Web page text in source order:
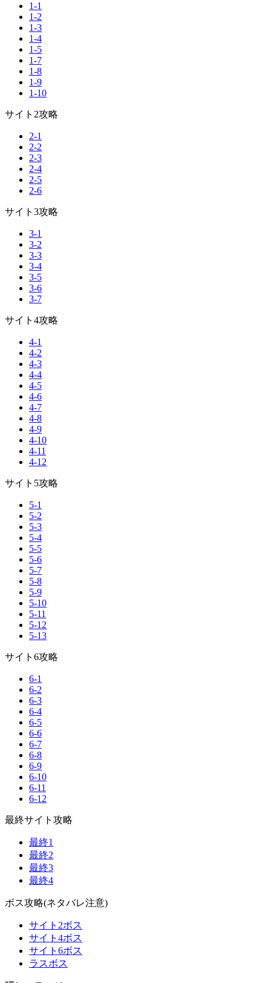
1-1
1-2
1-3
1-4
1-5
1-7
1-8
1-9
1-10
サイト2攻略
2-1
2-2
2-3
2-4
2-5
2-6
サイト3攻略
3-1
3-2
3-3
3-4
3-5
3-6
3-7
サイト4攻略
4-1
4-2
4-3
4-4
4-5
4-6
4-7
4-8
4-9
4-10
4-11
4-12
サイト5攻略
5-1
5-2
5-3
5-4
5-5
5-6
5-7
5-8
5-9
5-10
5-11
5-12
5-13
サイト6攻略
6-1
6-2
6-3
6-4
6-5
6-6
6-7
6-8
6-9
6-10
6-11
6-12
最終サイト攻略
最終1
最終2
最終3
最終4
ボス攻略(ネタバレ注意)
サイト2ボス
サイト4ボス
サイト6ボス
ラスボス